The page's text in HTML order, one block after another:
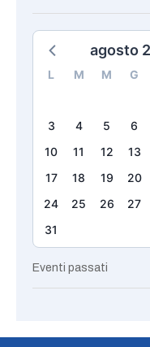
agosto
L M M G
3
4 5 6
10
11 12 13
17
18 19 20
24
25 26 27
31
Eventi passati